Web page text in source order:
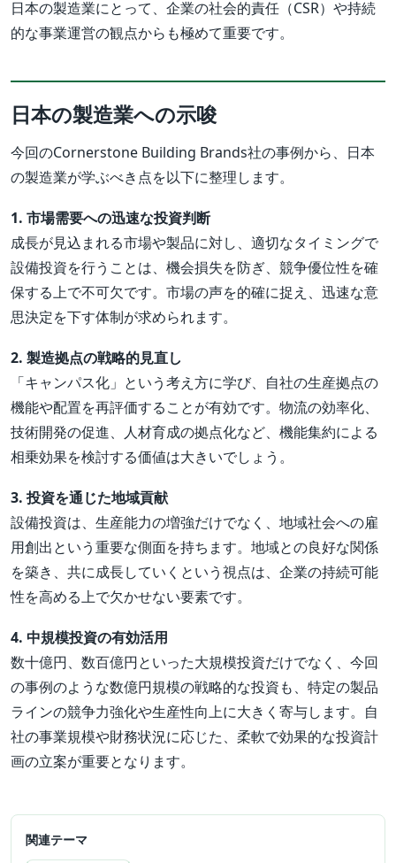
日本の製造業にとって、企業の社会的責任（CSR）や持続
的な事業運営の観点からも極めて重要です。
日本の製造業への示唆
今回のCornerstone Building Brands社の事例から、日本
の製造業が学ぶべき点を以下に整理します。
1. 市場需要への迅速な投資判断
成長が見込まれる市場や製品に対し、適切なタイミングで
設備投資を行うことは、機会損失を防ぎ、競争優位性を確
保する上で不可欠です。市場の声を的確に捉え、迅速な意
思決定を下す体制が求められます。
2. 製造拠点の戦略的見直し
「キャンパス化」という考え方に学び、自社の生産拠点の
機能や配置を再評価することが有効です。物流の効率化、
技術開発の促進、人材育成の拠点化など、機能集約による
相乗効果を検討する価値は大きいでしょう。
3. 投資を通じた地域貢献
設備投資は、生産能力の増強だけでなく、地域社会への雇
用創出という重要な側面を持ちます。地域との良好な関係
を築き、共に成長していくという視点は、企業の持続可能
性を高める上で欠かせない要素です。
4. 中規模投資の有効活用
数十億円、数百億円といった大規模投資だけでなく、今回
の事例のような数億円規模の戦略的な投資も、特定の製品
ラインの競争力強化や生産性向上に大きく寄与します。自
社の事業規模や財務状況に応じた、柔軟で効果的な投資計
画の立案が重要となります。
関連テーマ